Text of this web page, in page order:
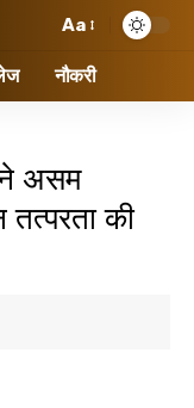
Aa
नौकरी
ने असम
की